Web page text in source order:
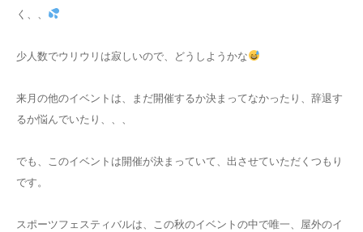
く、、
少人数でウリウリは寂しいので、どうしようかな
来月の他のイベントは、まだ開催するか決まってなかったり、辞退す
るか悩んでいたり、、、
でも、このイベントは開催が決まっていて、出させていただくつもり
です。
スポーツフェスティバルは、この秋のイベントの中で唯一、屋外のイ